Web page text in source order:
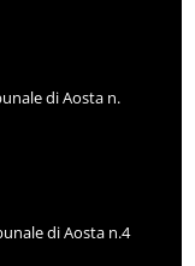
di Aosta n.
di Aosta n.4